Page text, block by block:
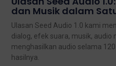
dan Musik dalam
Ulasan Seed Audio 1.0 kami
dialog, efek suara, musik,
menghasilkan audio selama
hasilnya.